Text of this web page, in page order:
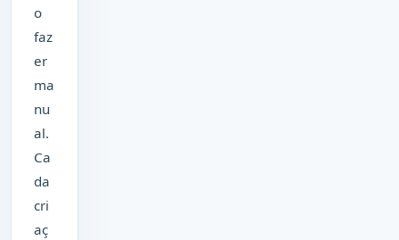
o
faz
er
ma
nu
al.
Ca
da
cri
aç